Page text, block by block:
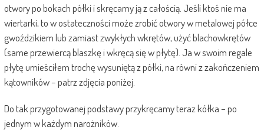
otwory po bokach półki i skręcamy ją z całością. Jeśli ktoś nie ma
wiertarki, to w ostateczności może zrobić otwory w metalowej półce
gwoździkiem lub zamiast zwykłych wkrętów, użyć blachowkrętów
(same przewiercą blaszkę i wkręcą się w płytę). Ja w swoim regale
płytę umieściłem trochę wysuniętą z półki, na równi z zakończeniem
kątowników – patrz zdjęcia poniżej.
Do tak przygotowanej podstawy przykręcamy teraz kółka – po
jednym w każdym narożników.